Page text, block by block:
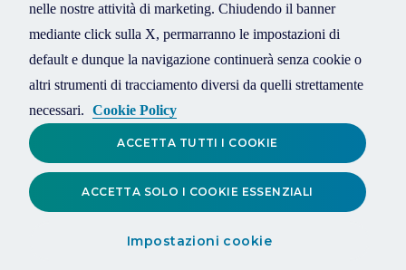
nelle nostre attività di marketing. Chiudendo il banner
mediante click sulla X, permarranno le impostazioni di
default e dunque la navigazione continuerà senza cookie o
altri strumenti di tracciamento diversi da quelli strettamente
necessari. Cookie Policy
Impostazioni cookie
ACCETTA SOLO I COOKIE ESSENZIALI
ACCETTA TUTTI I COOKIE